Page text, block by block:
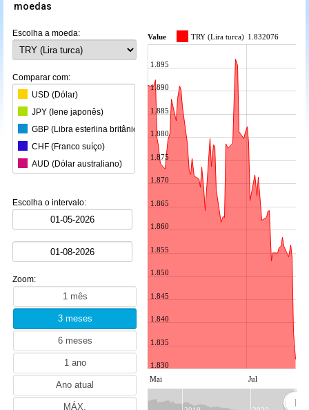
moedas
Escolha a moeda:
Comparar com:
USD (Dólar)
JPY (Iene japonês)
GBP (Libra esterlina britânica)
CHF (Franco suíço)
AUD (Dólar australiano)
CNY (Yuan chinês)
KRW (Won sul-coreano)
INR (Rupia indiana)
HKD (Dólar de Hong Kong)
SGD (Dólar de Singapura)
SEK (Coroa sueca)
NZD (Dólar neozelandês)
ZAR (Rand sul-africano)
PLN (Zloti polaco)
MYR (Ringgit malaio)
NOK (Coroa norueguesa)
Escolha o intervalo:
Zoom:
Value TRY (Lira turca) 1.832076
Mai Jul
1.830
1.835
1.840
1.845
1.850
1.855
1.860
1.865
1.870
1.875
1.880
1.885
1.890
1.895